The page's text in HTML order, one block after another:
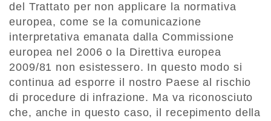
del Trattato per non applicare la normativa
europea, come se la comunicazione
interpretativa emanata dalla Commissione
europea nel 2006 o la Direttiva europea
2009/81 non esistessero. In questo modo si
continua ad esporre il nostro Paese al rischio
di procedure di infrazione. Ma va riconosciuto
che, anche in questo caso, il recepimento della